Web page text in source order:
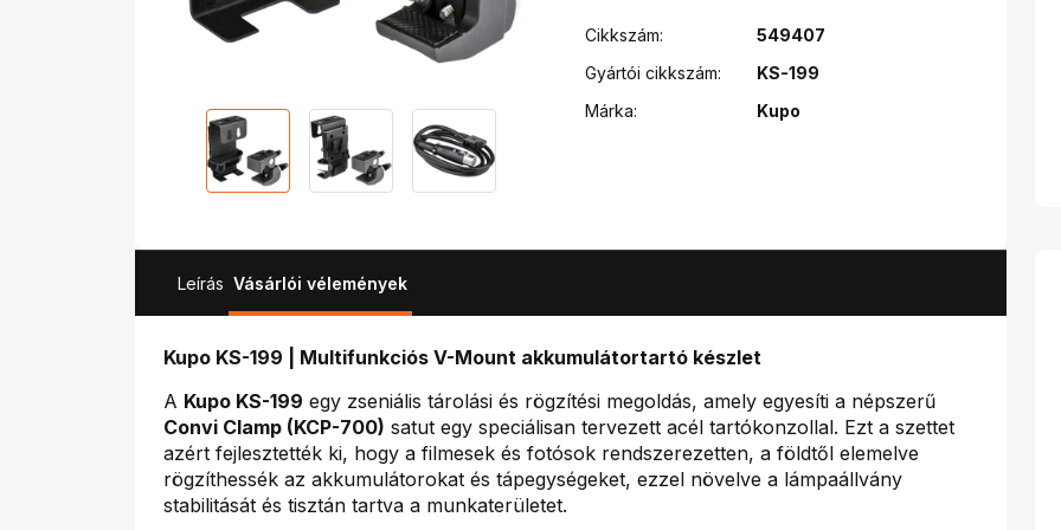
Cikkszám:
549407
Gyártói cikkszám:
KS-199
Márka:
Kupo
Leírás Vásárlói vélemények
Kupo KS-199 | Multifunkciós V-Mount akkumulátortartó készlet
A Kupo KS-199 egy zseniális tárolási és rögzítési megoldás, amely egyesíti a népszerű
Convi Clamp (KCP-700) satut egy speciálisan tervezett acél tartókonzollal. Ezt a szettet
azért fejlesztették ki, hogy a filmesek és fotósok rendszerezetten, a földtől elemelve
rögzíthessék az akkumulátorokat és tápegységeket, ezzel növelve a lámpaállvány
stabilitását és tisztán tartva a munkaterületet.